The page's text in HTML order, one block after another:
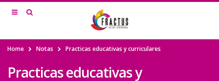
Home Notas Practicas educativas y curriculares
Practicas educativas y